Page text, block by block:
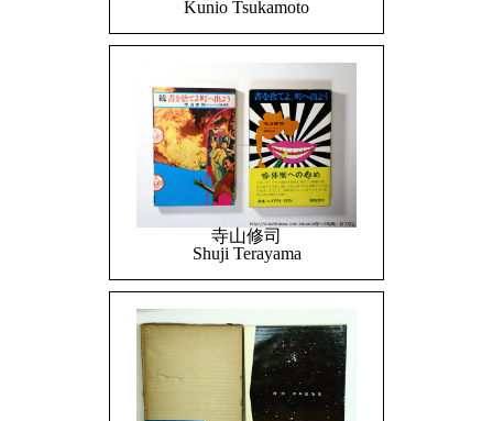
Kunio Tsukamoto
寺山修司
Shuji Terayama